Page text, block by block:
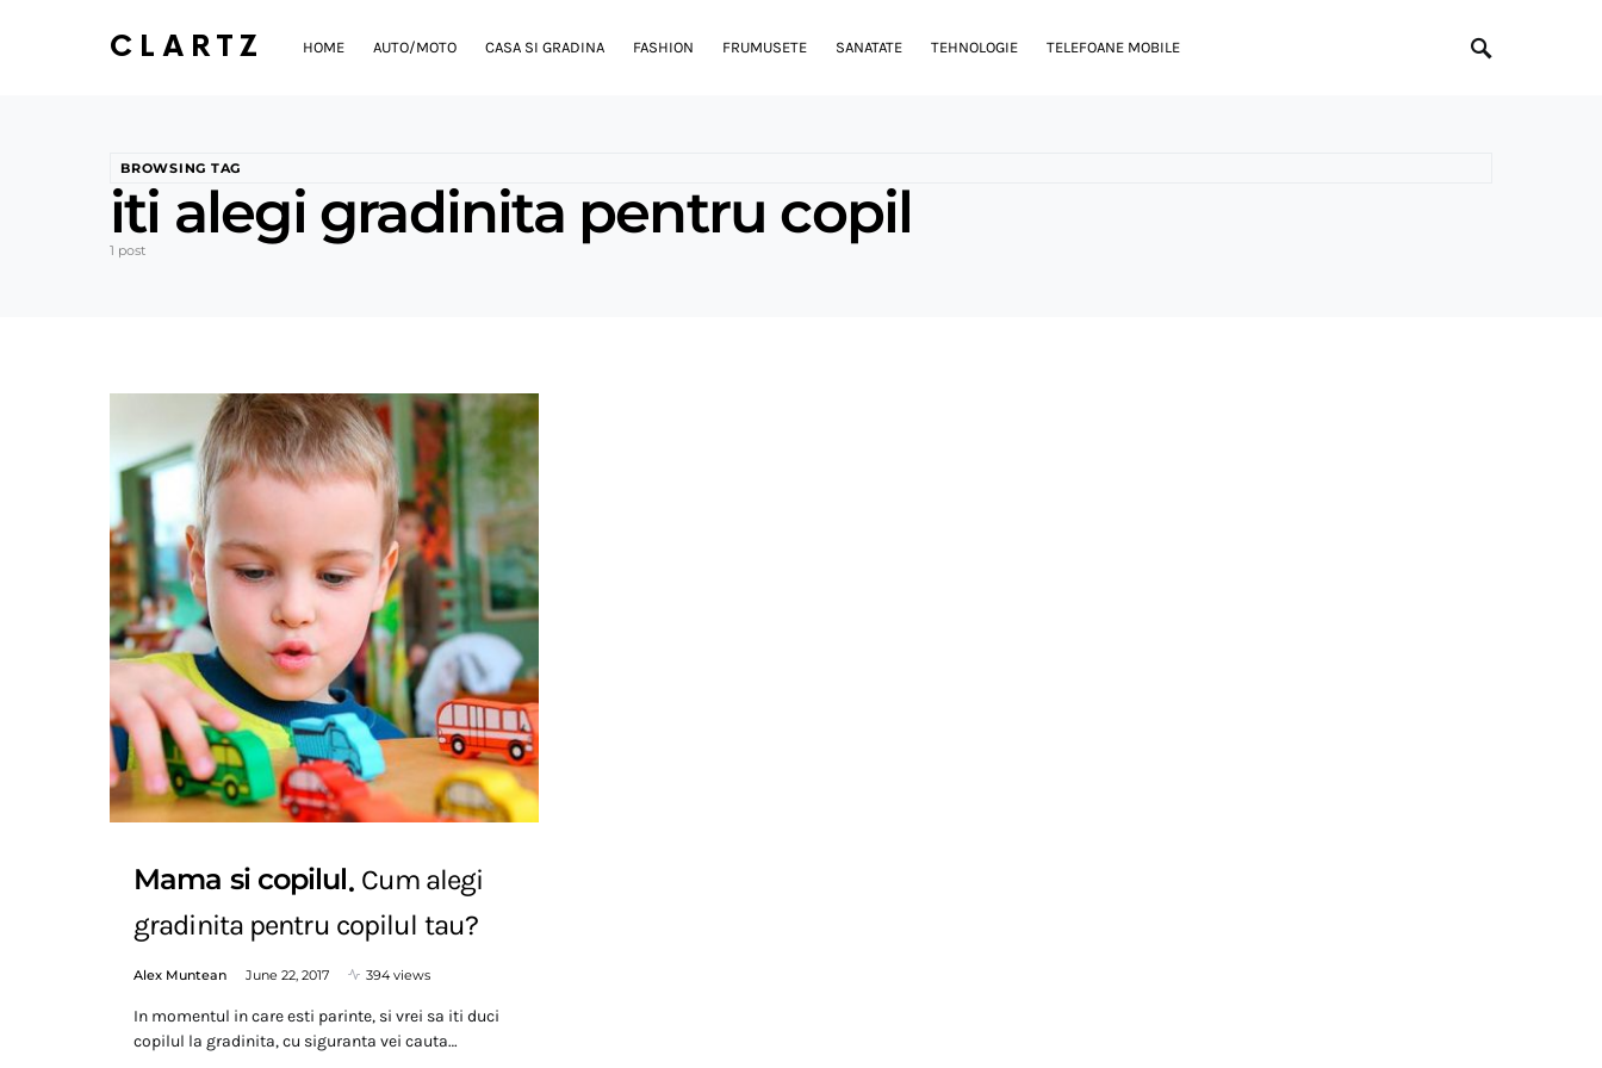
CLARTZ HOME AUTO/MOTO CASA SI GRADINA FASHION FRUMUSETE SANATATE TEHNOLOGIE TELEFOANE MOBILE
BROWSING TAG
iti alegi gradinita pentru copil
1 post
Mama si copilul Cum alegi
gradinita pentru copilul tau?
Alex Muntean June 22, 2017 394 views
In momentul in care esti parinte, si vrei sa iti duci
copilul la gradinita, cu siguranta vei cauta…